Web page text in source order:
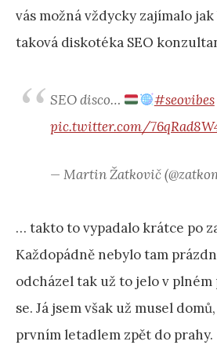
vás možná vždycky zajímalo
taková diskotéka SEO
SEO disco…
#seovibes
pic.twitter.com/
— Martin Žatkovič
… takto to vypadalo krátce po
Každopádně nebylo tam
odcházel tak už to jelo v
se. Já jsem však už musel
prvním letadlem zpět do prahy.